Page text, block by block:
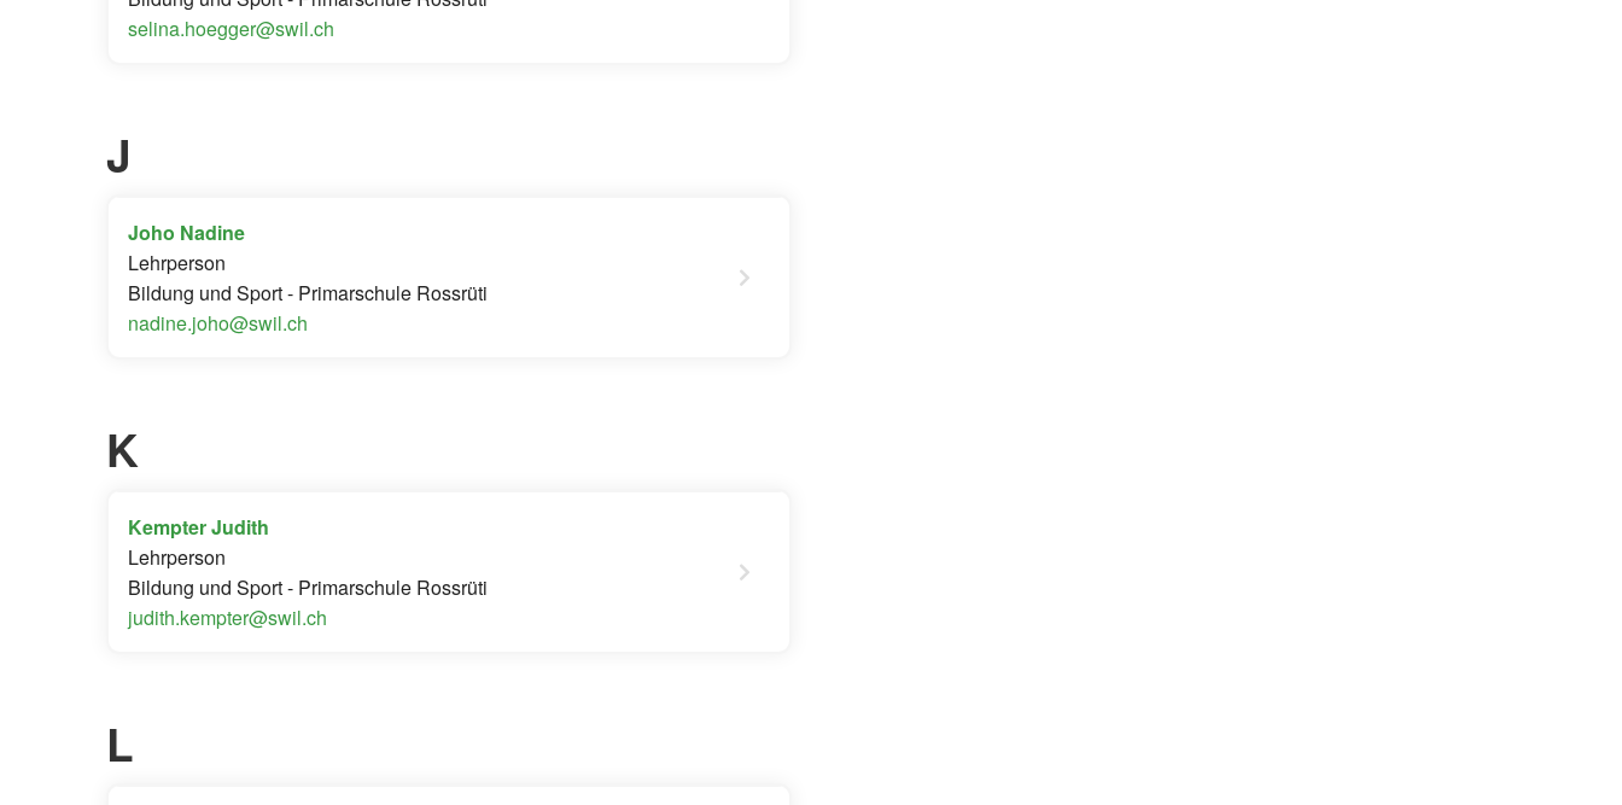
selina.hoegger@swil.ch
J
Joho Nadine
Lehrperson
Bildung und Sport - Primarschule Rossrüti
nadine.joho@swil.ch
K
Kempter Judith
Lehrperson
Bildung und Sport - Primarschule Rossrüti
judith.kempter@swil.ch
L